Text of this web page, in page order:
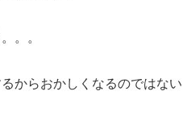
。。
からおかしくなるのではない